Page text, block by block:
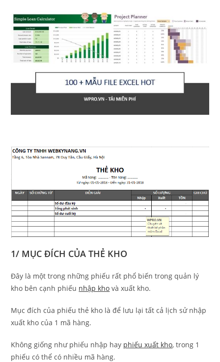
1/ MỤC ĐÍCH CỦA THẺ KHO
Đây là một trong những phiếu rất phổ biến trong quản lý
kho bên cạnh phiếu nhập kho và xuất kho.
Mục đích của phiếu thẻ kho là để lưu lại tất cả lịch sử nhập
xuất kho của 1 mã hàng.
Không giống như phiếu nhập hay phiếu xuất kho, trong 1
phiếu có thể có nhiều mã hàng.